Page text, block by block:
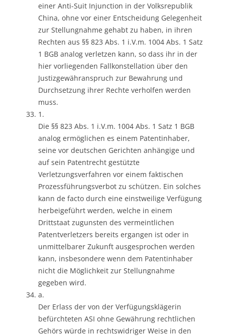
einer Anti-Suit Injunction in der Volksrepublik
China, ohne vor einer Entscheidung Gelegenheit
zur Stellungnahme gehabt zu haben, in ihren
Rechten aus §§ 823 Abs. 1 i.V.m. 1004 Abs. 1 Satz
1 BGB analog verletzen kann, so dass ihr in der
hier vorliegenden Fallkonstellation über den
Justizgewähranspruch zur Bewahrung und
Durchsetzung ihrer Rechte verholfen werden
muss.
1.
Die §§ 823 Abs. 1 i.V.m. 1004 Abs. 1 Satz 1 BGB
analog ermöglichen es einem Patentinhaber,
seine vor deutschen Gerichten anhängige und
auf sein Patentrecht gestützte
Verletzungsverfahren vor einem faktischen
Prozessführungsverbot zu schützen. Ein solches
kann de facto durch eine einstweilige Verfügung
herbeigeführt werden, welche in einem
Drittstaat zugunsten des vermeintlichen
Patentverletzers bereits ergangen ist oder in
unmittelbarer Zukunft ausgesprochen werden
kann, insbesondere wenn dem Patentinhaber
nicht die Möglichkeit zur Stellungnahme
gegeben wird.
a.
Der Erlass der von der Verfügungsklägerin
befürchteten ASI ohne Gewährung rechtlichen
Gehörs würde in rechtswidriger Weise in den